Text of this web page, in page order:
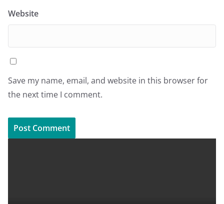
Website
Save my name, email, and website in this browser for
the next time I comment.